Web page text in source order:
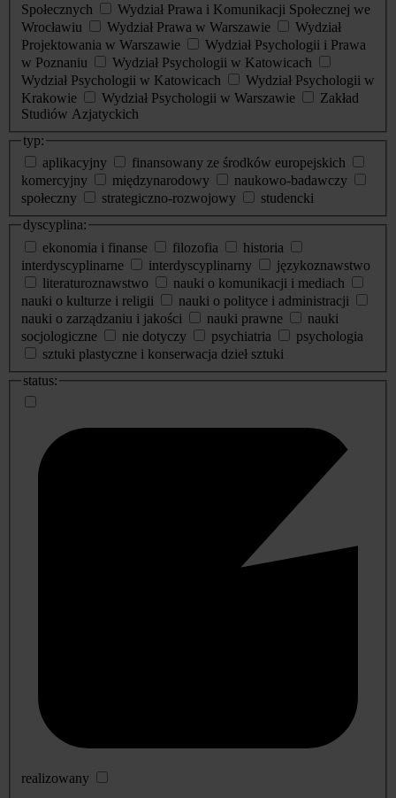
Społecznych
Wydział Prawa i Komunikacji Społecznej we
Wrocławiu
Wydział Prawa w Warszawie
Wydział
Projektowania w Warszawie
Wydział Psychologii i Prawa
w Poznaniu
Wydział Psychologii w Katowicach
Wydział Psychologii w Katowicach
Wydział Psychologii w
Krakowie
Wydział Psychologii w Warszawie
Zakład
Studiów Azjatyckich
typ:
aplikacyjny
finansowany ze środków europejskich
komercyjny
międzynarodowy
naukowo-badawczy
społeczny
strategiczno-rozwojowy
studencki
dyscyplina:
ekonomia i finanse
filozofia
historia
interdyscyplinarne
interdyscyplinarny
językoznawstwo
literaturoznawstwo
nauki o komunikacji i mediach
nauki o kulturze i religii
nauki o polityce i administracji
nauki o zarządzaniu i jakości
nauki prawne
nauki
socjologiczne
nie dotyczy psychiatria
psychologia
sztuki plastyczne i konserwacja dzieł sztuki
status:
realizowany